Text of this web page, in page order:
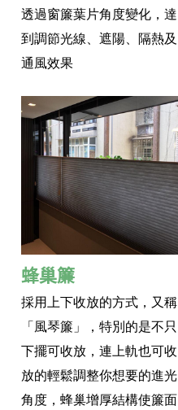
透過窗簾葉片角度變化，達
到調節光線、遮陽、隔熱及
通風效果
蜂巢簾
採用上下收放的方式，又稱
「風琴簾」，特別的是不只
下擺可收放，連上軌也可收
放的輕鬆調整你想要的進光
角度，蜂巢增厚結構使簾面